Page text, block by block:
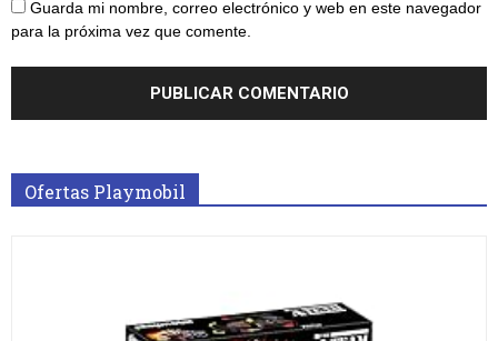
Guarda mi nombre, correo electrónico y web en este navegador
para la próxima vez que comente.
Ofertas Playmobil